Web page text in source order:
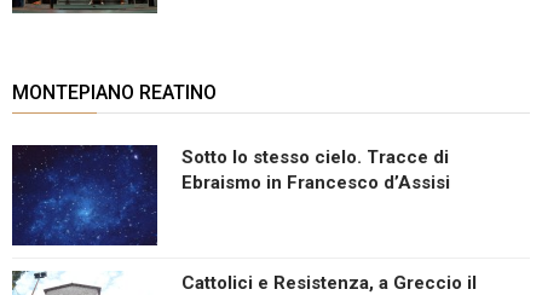
MONTEPIANO REATINO
Sotto lo stesso cielo. Tracce di
Ebraismo in Francesco d’Assisi
Cattolici e Resistenza, a Greccio il